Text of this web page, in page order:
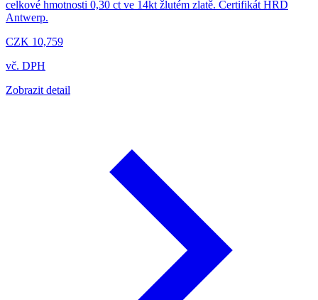
celkové hmotnosti 0,30 ct ve 14kt žlutém zlatě. Certifikát HRD
Antwerp.
CZK 10,759
vč. DPH
Zobrazit detail